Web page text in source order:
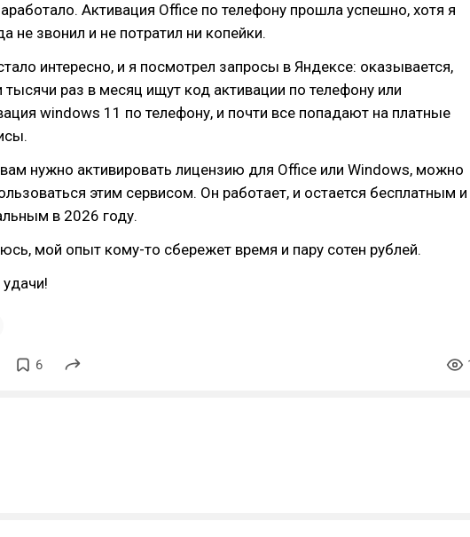
Активация Office по телефону прошла успешно, хотя я
не звонил и не потратил ни копейки.
интересно, и я посмотрел запросы в Яндексе: оказывается,
раз в месяц ищут код активации по телефону или
windows 11 по телефону, и почти все попадают на платные
нужно активировать лицензию для Office или Windows, можно
этим сервисом. Он работает, и остается бесплатным и
в 2026 году.
мой опыт кому-то сбережет время и пару сотен рублей.
6